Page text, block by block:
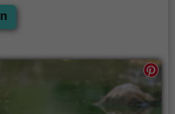
Möglichkeiten für